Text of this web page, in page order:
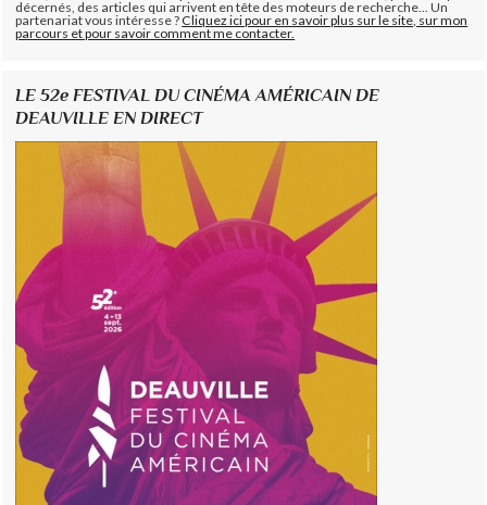
décernés, des articles qui arrivent en tête des moteurs de recherche... Un
partenariat vous intéresse ?Cliquez ici pour en savoir plus sur le site, sur mon
parcours et pour savoir comment me contacter.
LE 52e FESTIVAL DU CINÉMA AMÉRICAIN DE
DEAUVILLE EN DIRECT